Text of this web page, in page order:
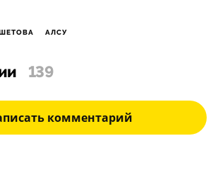
АЛСУ
139
комментарий